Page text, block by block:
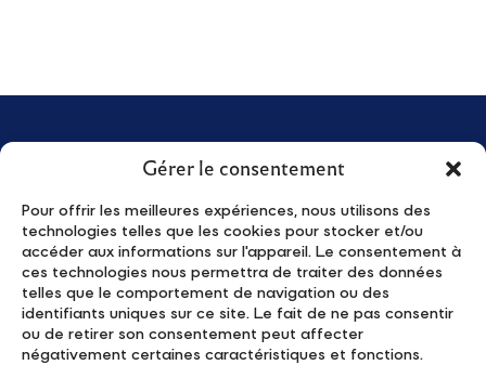
Gérer le consentement
Pour offrir les meilleures expériences, nous utilisons des
technologies telles que les cookies pour stocker et/ou
accéder aux informations sur l'appareil. Le consentement à
ces technologies nous permettra de traiter des données
telles que le comportement de navigation ou des
identifiants uniques sur ce site. Le fait de ne pas consentir
ou de retirer son consentement peut affecter
négativement certaines caractéristiques et fonctions.
我们是谁
Young Leaders
项目
Young Leaders – Apply
新闻
Contact
隐私政策